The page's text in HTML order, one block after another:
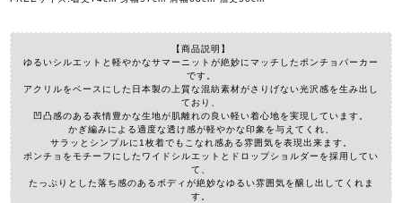
【商品説明】
ゆるいシルエットと軽やかなサマーニットが絶妙にマッチしたポンチョパーカー
です。
アクリルをベースにした日本製の上質な混紡素材がさりげない光沢感を生み出し
ており、
凹凸感のある表情豊かな生地が肌離れの良い軽い着心地を実現しています。
かぎ編みによる適度な透け感が軽やかな印象を与えてくれ、
サラッとシンプルに1枚着でもこなれ感ある雰囲気を表現出来ます。
ポンチョをモチーフにしたワイドシルエットとドロップショルダーを採用してい
て、
たっぷりとした落ち感のあるボディが絶妙なゆるい雰囲気を醸し出してくれま
す。